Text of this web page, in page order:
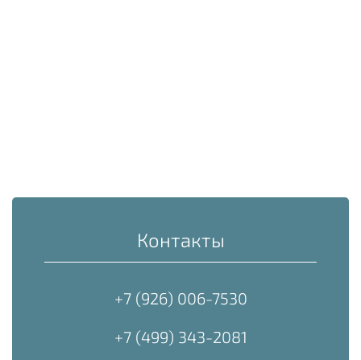
Контакты
+7 (926) 006-7530
+7 (499) 343-2081